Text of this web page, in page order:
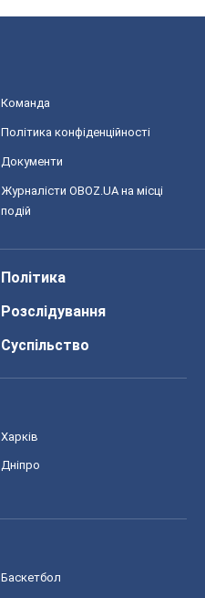
Команда
Політика конфіденційності
Документи
Журналісти OBOZ.UA на місці
подій
Політика
Розслідування
Суспільство
Харків
Дніпро
Баскетбол